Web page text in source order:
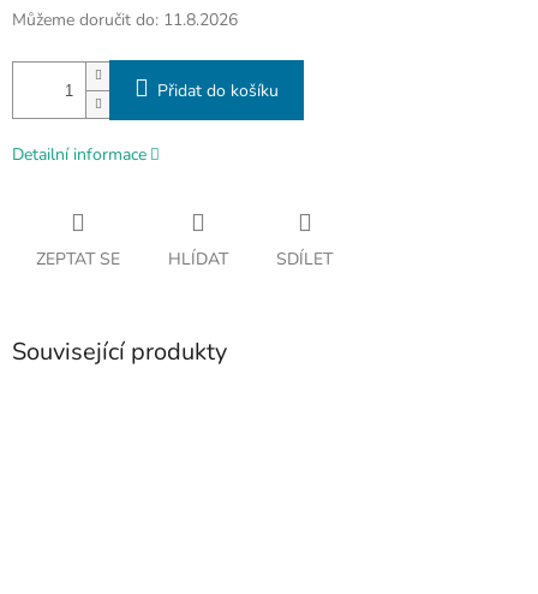
Můžeme doručit do: 11.8.2026
Přidat do košíku
Detailní informace
ZEPTAT SE HLÍDAT SDÍLET
Související produkty